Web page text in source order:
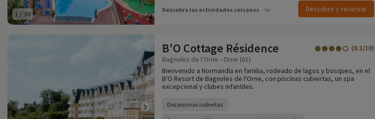
1 /36 Descubra las actividades cercanas Descubrir y reservar
B'O Cottage Résidence (8.1/10)
Bagnoles de l'Orne - Orne (61)
Bienvenido a Normandía en familia, rodeado de lagos y bosques, en el
B'O Resort de Bagnoles de l'Orne, con piscinas cubiertas, un spa
excepcional y clubes infantiles.
Dos piscinas cubiertas